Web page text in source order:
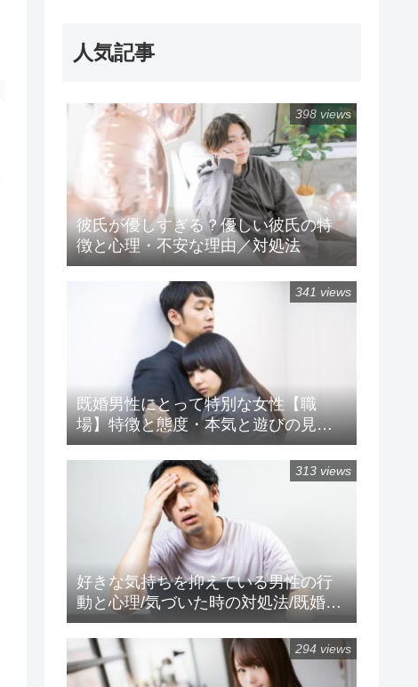
人気記事
彼氏が優しすぎる？優しい彼氏の特
徴と心理・不安な理由／対処法
398 views
既婚男性にとって特別な女性【職
場】特徴と態度・本気と遊びの見極
め方/好きな気持ちを抑える方法
341 views
好きな気持ちを抑えている男性の行
動と心理/気づいた時の対処法/既婚者
男性の心理
313 views
294 views